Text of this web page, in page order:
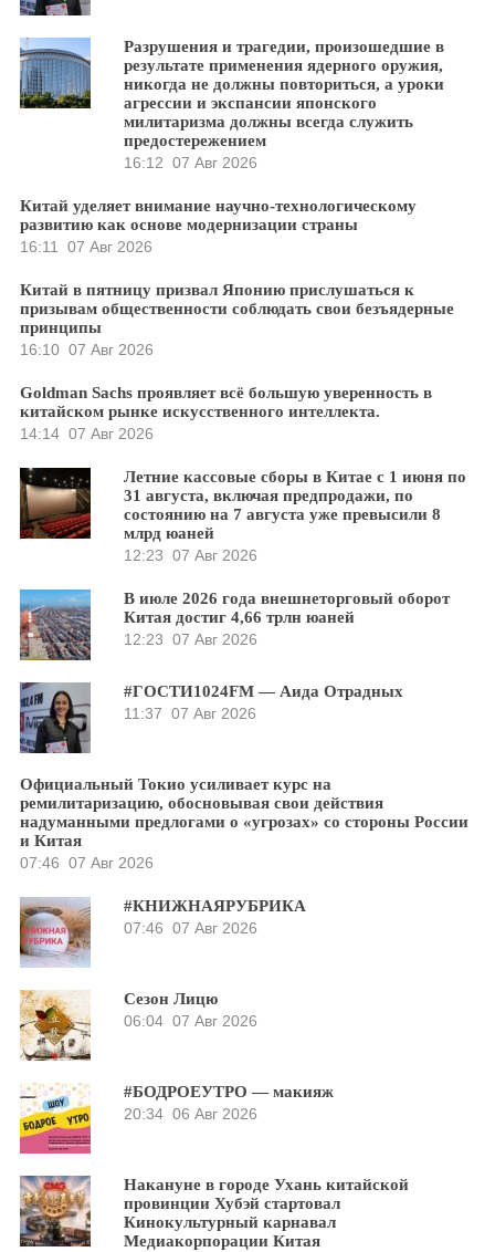
Разрушения и трагедии, произошедшие в
результате применения ядерного оружия,
никогда не должны повториться, а уроки
агрессии и экспансии японского
милитаризма должны всегда служить
предостережением
16:12 07 Авг 2026
Китай уделяет внимание научно-технологическому
развитию как основе модернизации страны
16:11 07 Авг 2026
Китай в пятницу призвал Японию прислушаться к
призывам общественности соблюдать свои безъядерные
принципы
16:10 07 Авг 2026
Goldman Sachs проявляет всё большую уверенность в
китайском рынке искусственного интеллекта.
14:14 07 Авг 2026
Летние кассовые сборы в Китае с 1 июня по
31 августа, включая предпродажи, по
состоянию на 7 августа уже превысили 8
млрд юаней
12:23 07 Авг 2026
В июле 2026 года внешнеторговый оборот
Китая достиг 4,66 трлн юаней
12:23 07 Авг 2026
#ГОСТИ1024FM — Аида Отрадных
11:37 07 Авг 2026
Официальный Токио усиливает курс на
ремилитаризацию, обосновывая свои действия
надуманными предлогами о «угрозах» со стороны России
и Китая
07:46 07 Авг 2026
#КНИЖНАЯРУБРИКА
07:46 07 Авг 2026
Сезон Лицю
06:04 07 Авг 2026
#БОДРОЕУТРО — макияж
20:34 06 Авг 2026
Накануне в городе Ухань китайской
провинции Хубэй стартовал
Кинокультурный карнавал
Медиакорпорации Китая